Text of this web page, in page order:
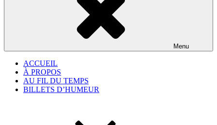
Menu
ACCUEIL
À PROPOS
AU FIL DU TEMPS
BILLETS D’HUMEUR